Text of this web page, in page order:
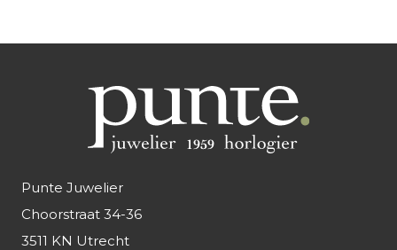
Punte Juwelier
Choorstraat 34-36
3511 KN Utrecht